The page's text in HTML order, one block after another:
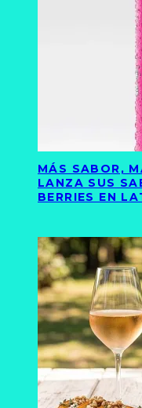
MÁS SABOR,
LANZA SUS
BERRIES EN